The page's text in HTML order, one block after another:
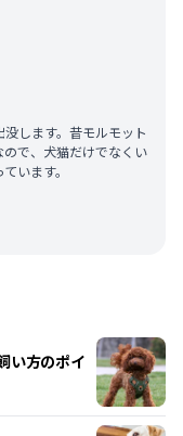
します。昔モルモット
で、犬猫だけでなくい
います。
い方のポイ